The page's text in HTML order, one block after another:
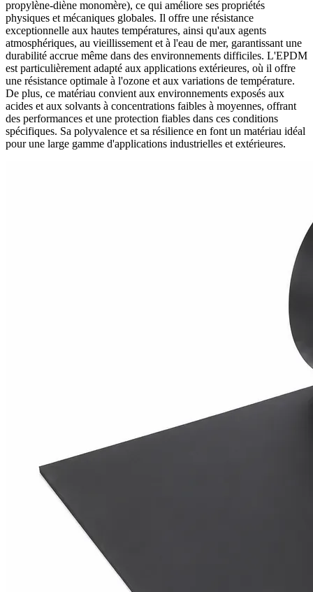
propylène-diène monomère), ce qui améliore ses propriétés
physiques et mécaniques globales. Il offre une résistance
exceptionnelle aux hautes températures, ainsi qu'aux agents
atmosphériques, au vieillissement et à l'eau de mer, garantissant une
durabilité accrue même dans des environnements difficiles. L'EPDM
est particulièrement adapté aux applications extérieures, où il offre
une résistance optimale à l'ozone et aux variations de température.
De plus, ce matériau convient aux environnements exposés aux
acides et aux solvants à concentrations faibles à moyennes, offrant
des performances et une protection fiables dans ces conditions
spécifiques. Sa polyvalence et sa résilience en font un matériau idéal
pour une large gamme d'applications industrielles et extérieures.